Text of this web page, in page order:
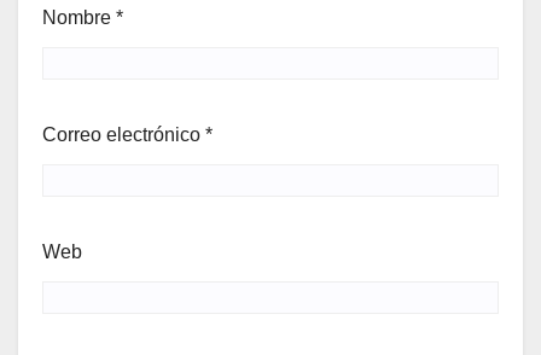
Nombre *
Correo electrónico *
Web